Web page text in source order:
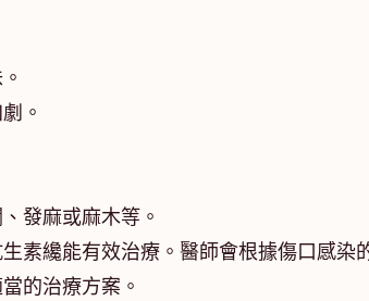
。
發麻或麻木等。
素纔能有效治療。醫師會根據傷口感染
的治療方案。